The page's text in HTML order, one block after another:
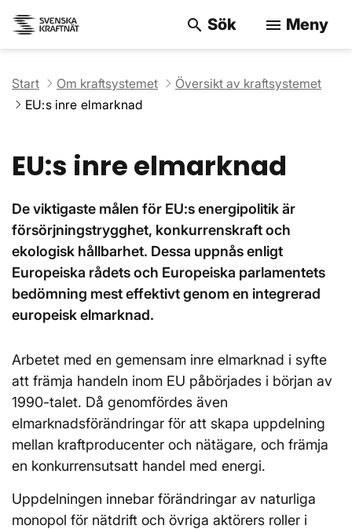
search Sök menu Meny
Start Om kraftsystemet
Översikt av kraftsystemet
EU:s inre elmarknad
EU:s inre elmarknad
De viktigaste målen för EU:s energipolitik är
försörjningstrygghet, konkurrenskraft och
ekologisk hållbarhet. Dessa uppnås enligt
Europeiska rådets och Europeiska parlamentets
bedömning mest effektivt genom en integrerad
europeisk elmarknad.
Arbetet med en gemensam inre elmarknad i syfte
att främja handeln inom EU påbörjades i början av
1990-talet. Då genomfördes även
elmarknadsförändringar för att skapa uppdelning
mellan kraftproducenter och nätägare, och främja
en konkurrensutsatt handel med energi.
Uppdelningen innebar förändringar av naturliga
monopol för nätdrift och övriga aktörers roller i